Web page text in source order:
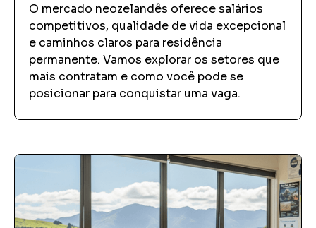
O mercado neozelandês oferece salários
competitivos, qualidade de vida excepcional
e caminhos claros para residência
permanente. Vamos explorar os setores que
mais contratam e como você pode se
posicionar para conquistar uma vaga.